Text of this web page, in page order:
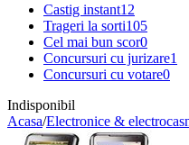
Castig instant12
Trageri la sorti105
Cel mai bun scor0
Concursuri cu jurizare1
Concursuri cu votare0
Indisponibil
Acasa/Electronice &